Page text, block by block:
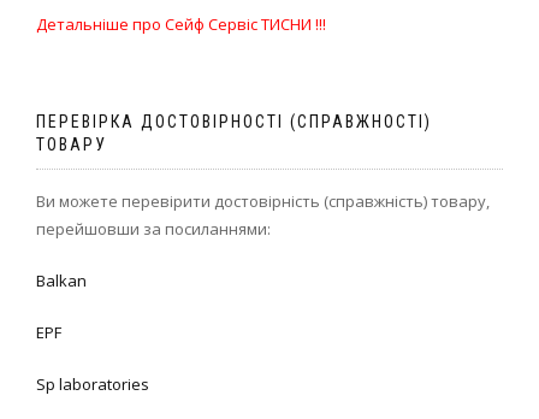
Детальніше про Сейф Сервіс ТИСНИ !!!
ПЕРЕВІРКА ДОСТОВІРНОСТІ (СПРАВЖНОСТІ)
ТОВАРУ
Ви можете перевірити достовірність (справжність) товару,
перейшовши за посиланнями:
Balkan
EPF
Sp laboratories